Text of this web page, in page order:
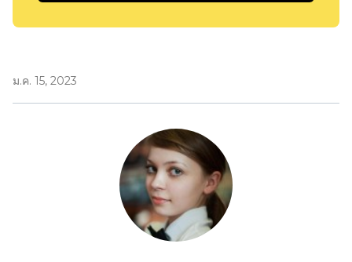
ม.ค. 15, 2023